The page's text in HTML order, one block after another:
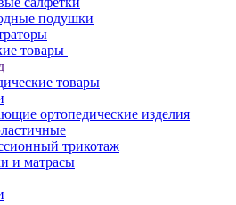
подушки
товары
товары
ортопедические изделия
трикотаж
и матрасы